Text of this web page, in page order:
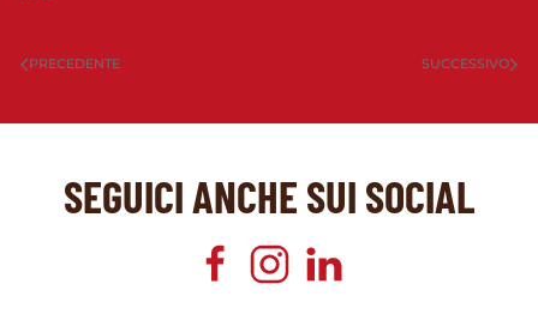
PRECEDENTE SUCCESSIVO
SEGUICI ANCHE SUI SOCIAL